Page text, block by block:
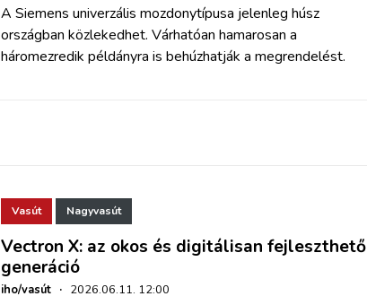
A Siemens univerzális mozdonytípusa jelenleg húsz
országban közlekedhet. Várhatóan hamarosan a
háromezredik példányra is behúzhatják a megrendelést.
Vasút Nagyvasút
Vectron X: az okos és digitálisan fejleszthető
generáció
iho/vasút · 2026.06.11. 12:00